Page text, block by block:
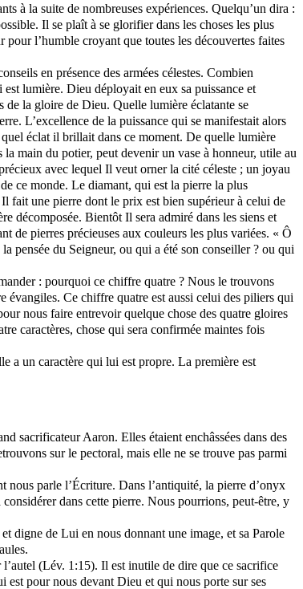
à la suite de nombreuses expériences. Quelqu’un dira :
Il se plaît à se glorifier dans les choses les plus
l’humble croyant que toutes les découvertes faites
en présence des armées célestes. Combien
lumière. Dieu déployait en eux sa puissance et
de la gloire de Dieu. Quelle lumière éclatante se
L’excellence de la puissance qui se manifestait alors
éclat il brillait dans ce moment. De quelle lumière
main du potier, peut devenir un vase à honneur, utile au
avec lequel Il veut orner la cité céleste ; un joyau
ce monde. Le diamant, qui est la pierre la plus
fait une pierre dont le prix est bien supérieur à celui de
décomposée. Bientôt Il sera admiré dans les siens et
de pierres précieuses aux couleurs les plus variées. « Ô
pensée du Seigneur, ou qui a été son conseiller ? ou qui
: pourquoi ce chiffre quatre ? Nous le trouvons
évangiles. Ce chiffre quatre est aussi celui des piliers qui
nous faire entrevoir quelque chose des quatre gloires
caractères, chose qui sera confirmée maintes fois
a un caractère qui lui est propre. La première est
sacrificateur Aaron. Elles étaient enchâssées dans des
sur le pectoral, mais elle ne se trouve pas parmi
nous parle l’Écriture. Dans l’antiquité, la pierre d’onyx
dans cette pierre. Nous pourrions, peut-être, y
digne de Lui en nous donnant une image, et sa Parole
(Lév. 1:15). Il est inutile de dire que ce sacrifice
est pour nous devant Dieu et qui nous porte sur ses